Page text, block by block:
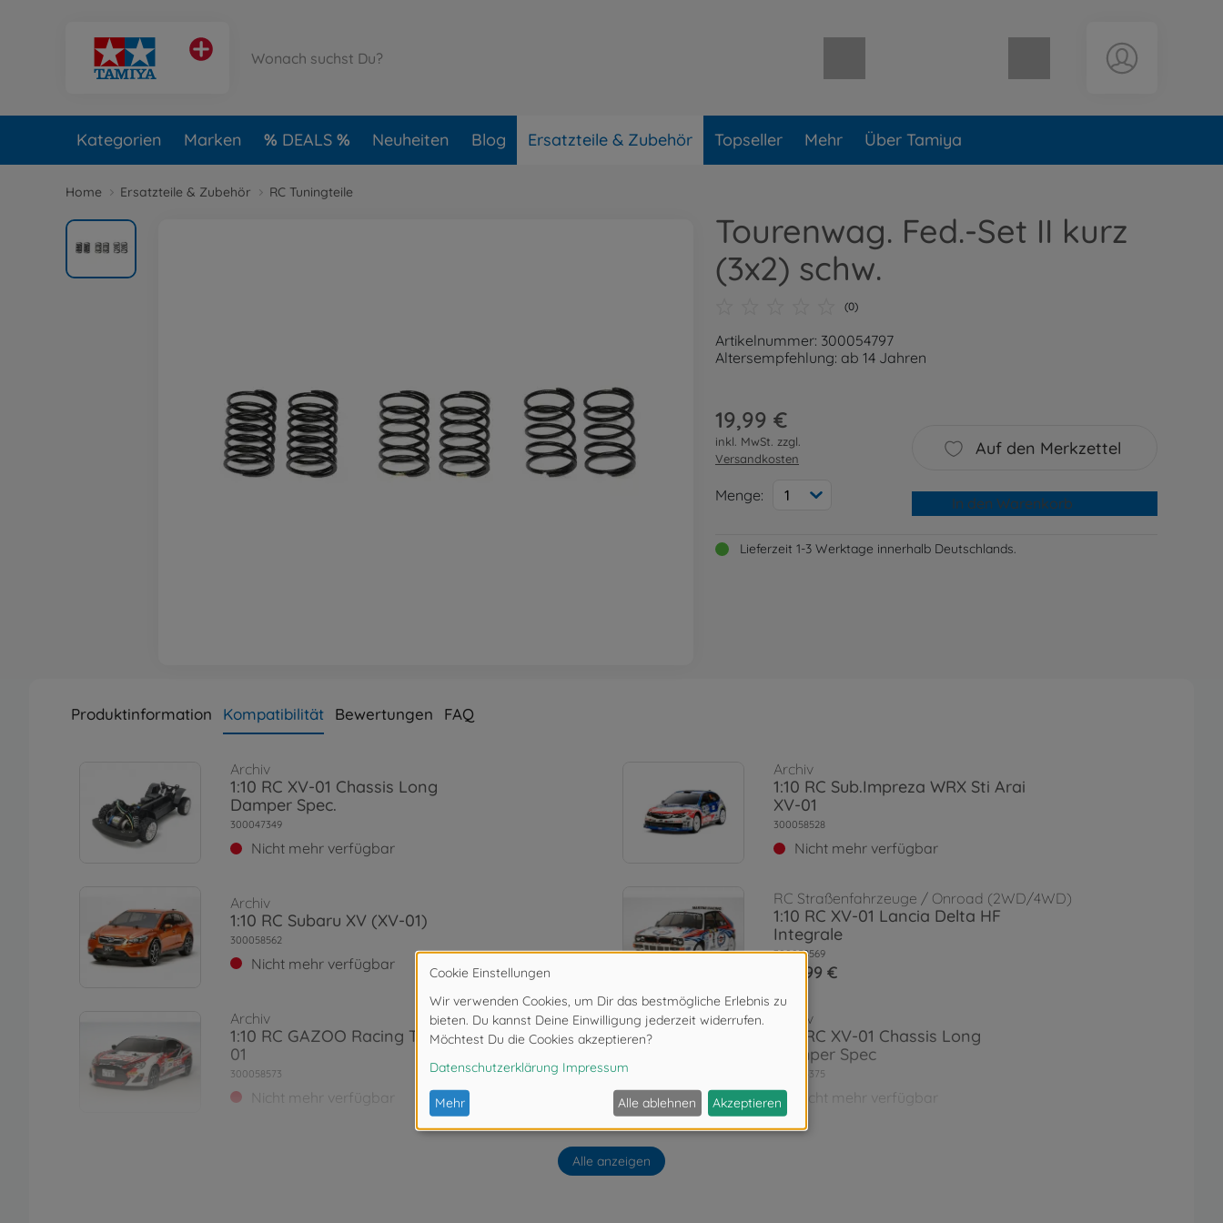
Warenkorb leer
Kategorien Marken DEALS Neuheiten Blog Ersatzteile & Zubehör Topseller Mehr Über Tamiya
Home Ersatzteile & Zubehör RC Tuningteile
Tourenwag. Fed.-Set II kurz
(3x2) schw.
(0)
Artikelnummer: 300054797
Altersempfehlung: ab 14 Jahren
19,99 €
inkl. MwSt. zzgl.
Versandkosten
Menge: 1
Auf den Merkzettel
In den Warenkorb
Lieferzeit 1-3 Werktage innerhalb Deutschlands.
Produktinformation Kompatibilität Bewertungen FAQ
Archiv
1:10 RC XV-01 Chassis Long
Damper Spec.
300047349
Nicht mehr verfügbar
Archiv
1:10 RC Sub.Impreza WRX Sti Arai
XV-01
300058528
Nicht mehr verfügbar
Archiv
1:10 RC Subaru XV (XV-01)
300058562
Nicht mehr verfügbar
RC Straßenfahrzeuge / Onroad (2WD/4WD)
1:10 RC XV-01 Lancia Delta HF
Integrale
300058569
284,99 €
Archiv
1:10 RC GAZOO Racing TRD 86 XV-
01
300058573
Nicht mehr verfügbar
Archiv
1:10 RC XV-01 Chassis Long
Damper Spec
300084375
Nicht mehr verfügbar
Alle anzeigen